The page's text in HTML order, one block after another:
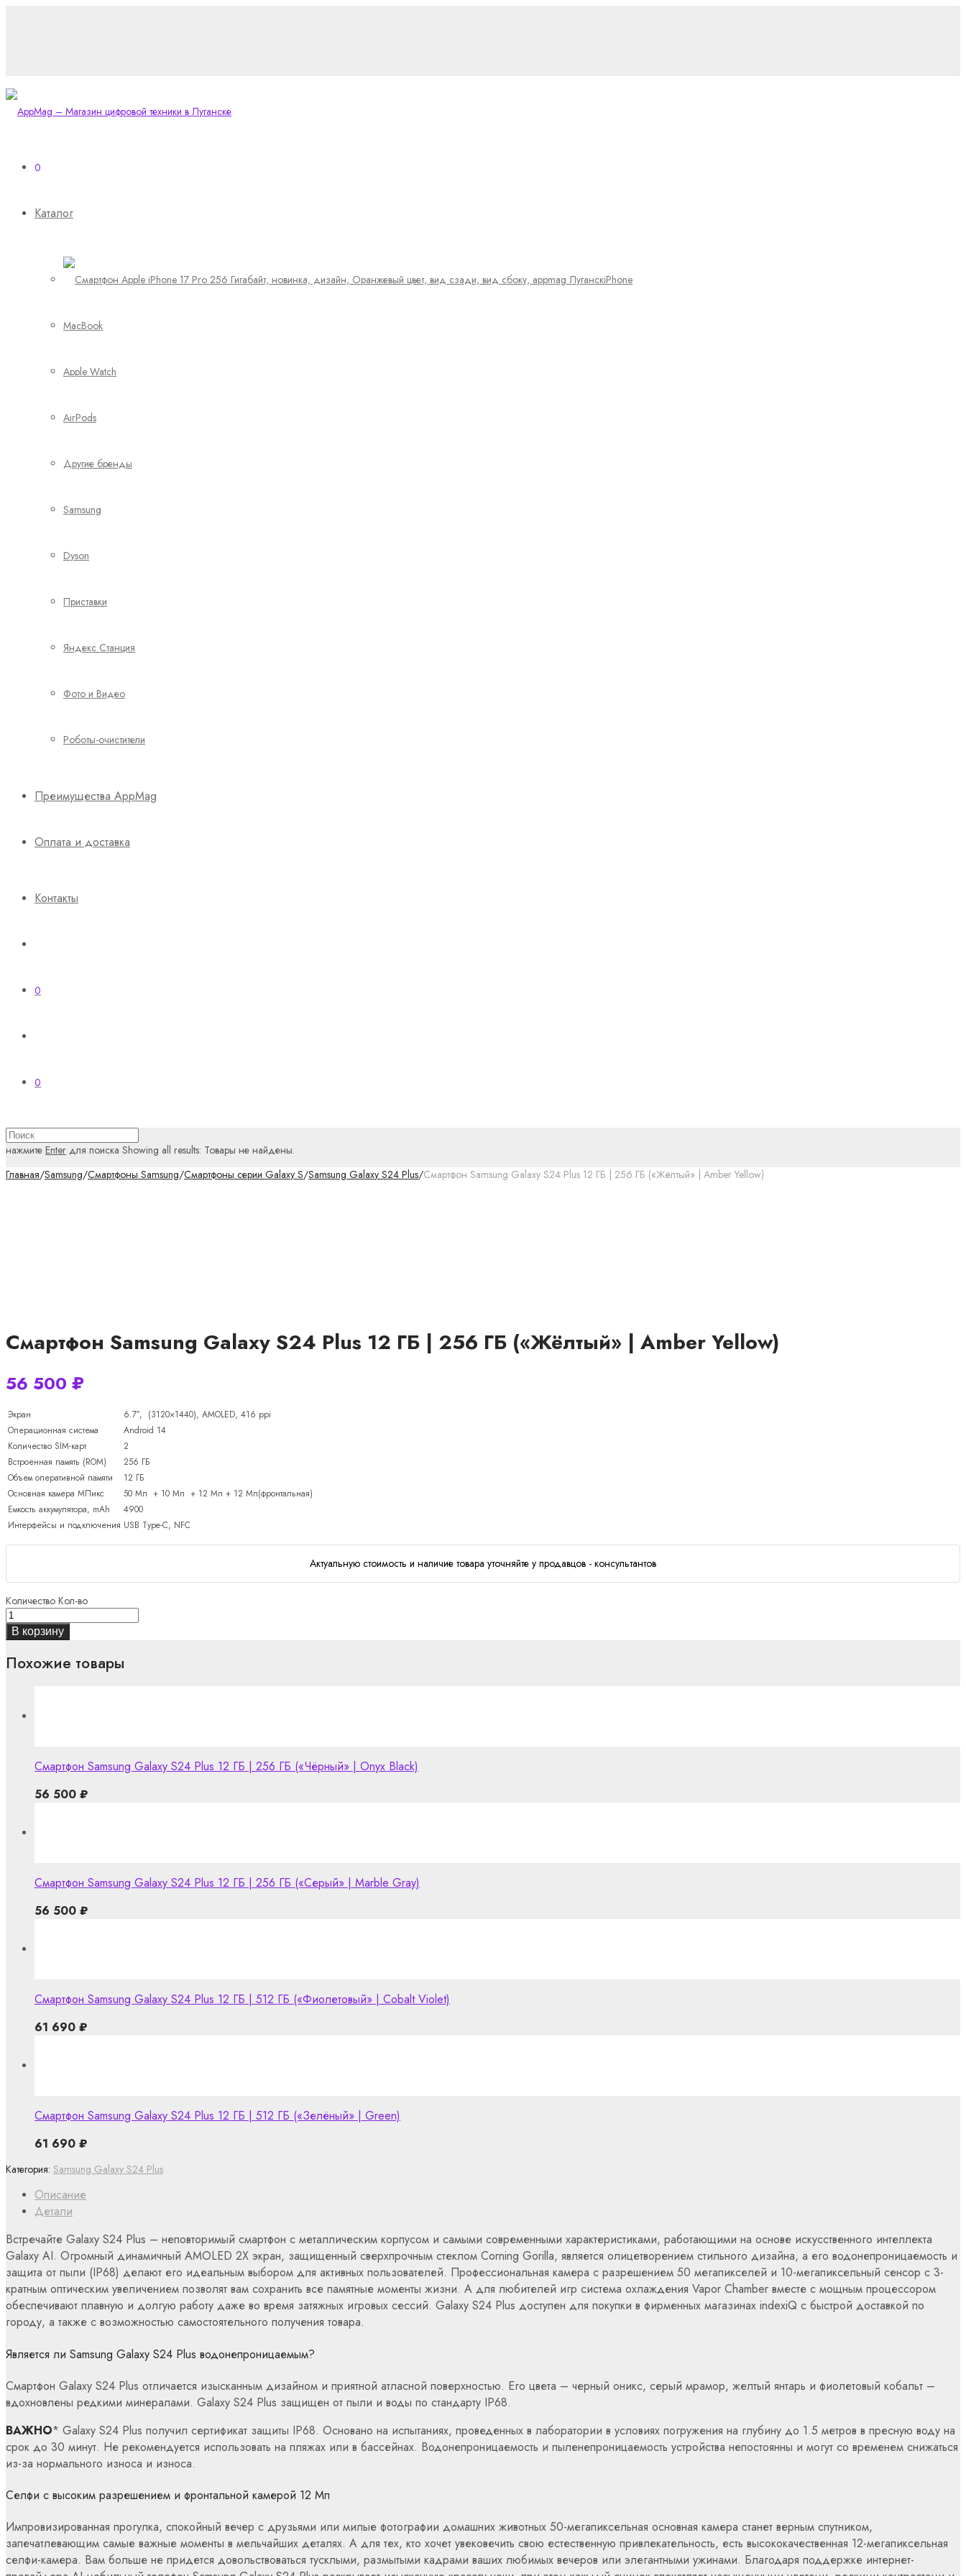
0
Каталог
iPhone
MacBook
Apple Watch
AirPods
Другие бренды
Samsung
Dyson
Приставки
Яндекс Станция
Фото и Видео
Роботы-очистители
Преимущества AppMag
Оплата и доставка
Контакты
0
0
нажмите Enter для поиска Showing all results: Товары не найдены.
Главная/Samsung/Смартфоны Samsung/Смартфоны серии Galaxy S/Samsung Galaxy S24 Plus/Смартфон Samsung Galaxy S24 Plus 12 ГБ | 256 ГБ («Жёлтый» | Amber Yellow)
Смартфон Samsung Galaxy S24 Plus 12 ГБ | 256 ГБ («Жёлтый» | Amber Yellow)
56 500 ₽
Экран
6.7″, (3120×1440), AMOLED, 416 ppi
Операционная система
Android 14
Количество SIM-карт
2
Встроенная память (ROM)
256 ГБ
Объем оперативной памяти
12 ГБ
Основная камера МПикс
50 Мп + 10 Мп + 12 Мп + 12 Мп(фронтальная)
Емкость аккумулятора, mAh
4900
Интерфейсы и подключения USB Type-C, NFC
Актуальную стоимость и наличие товара уточняйте у продавцов - консультантов
Количество Кол-во
В корзину
Описание
Детали
Встречайте Galaxy S24 Plus – неповторимый смартфон с металлическим корпусом и самыми современными характеристиками, работающими на основе искусственного интеллекта
Galaxy AI. Огромный динамичный AMOLED 2X экран, защищенный сверхпрочным стеклом Corning Gorilla, является олицетворением стильного дизайна, а его водонепроницаемость и
защита от пыли (IP68) делают его идеальным выбором для активных пользователей. Профессиональная камера с разрешением 50 мегапикселей и 10-мегапиксельный сенсор с 3-
кратным оптическим увеличением позволят вам сохранить все памятные моменты жизни. А для любителей игр система охлаждения Vapor Chamber вместе с мощным процессором
обеспечивают плавную и долгую работу даже во время затяжных игровых сессий. Galaxy S24 Plus доступен для покупки в фирменных магазинах indexiQ с быстрой доставкой по
городу, а также с возможностью самостоятельного получения товара.
Является ли Samsung Galaxy S24 Plus водонепроницаемым?
Смартфон Galaxy S24 Plus отличается изысканным дизайном и приятной атласной поверхностью. Его цвета – черный оникс, серый мрамор, желтый янтарь и фиолетовый кобальт –
вдохновлены редкими минералами. Galaxy S24 Plus защищен от пыли и воды по стандарту IP68.
ВАЖНО* Galaxy S24 Plus получил сертификат защиты IP68. Основано на испытаниях, проведенных в лаборатории в условиях погружения на глубину до 1.5 метров в пресную воду на
срок до 30 минут. Не рекомендуется использовать на пляжах или в бассейнах. Водонепроницаемость и пыленепроницаемость устройства непостоянны и могут со временем снижаться
из-за нормального износа и износа.
Селфи с высоким разрешением и фронтальной камерой 12 Мп
Импровизированная прогулка, спокойный вечер с друзьями или милые фотографии домашних животных 50-мегапиксельная основная камера станет верным спутником,
запечатлевающим самые важные моменты в мельчайших деталях. А для тех, кто хочет увековечить свою естественную привлекательность, есть высококачественная 12-мегапиксельная
селфи-камера. Вам больше не придется довольствоваться тусклыми, размытыми кадрами ваших любимых вечеров или элегантными ужинами. Благодаря поддержке интернет-
Категория: Samsung Galaxy S24 Plus
Похожие товары
Смартфон Samsung Galaxy S24 Plus 12 ГБ | 256 ГБ («Чёрный» | Onyx Black)
56 500 ₽
Смартфон Samsung Galaxy S24 Plus 12 ГБ | 256 ГБ («Серый» | Marble Gray)
56 500 ₽
Смартфон Samsung Galaxy S24 Plus 12 ГБ | 512 ГБ («Фиолетовый» | Cobalt Violet)
61 690 ₽
Смартфон Samsung Galaxy S24 Plus 12 ГБ | 512 ГБ («Зелёный» | Green)
61 690 ₽